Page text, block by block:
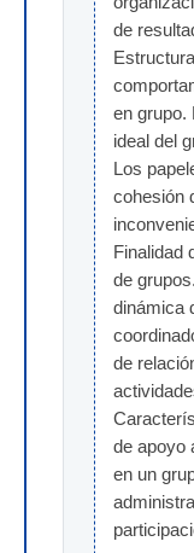
de
en grupo.
ideal del
Los
cohesión
Finalidad
de
dinámica
de
de apoyo
en un